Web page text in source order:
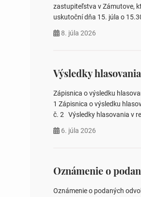
zastupiteľstva v Zámutove,
uskutoční dňa 15. júla o
Schválenie programu
voľby poslancov obecných
počtu poslancov obecných
nich 4. Schválenie odpredaja
pozemku –…
8. júla 2026
Zápisnica o výsledku
1 Zápisnica o výsledku
č. 2 Výsledky hlasovania v
na hlasovaní https://
6. júla 2026
Oznámenie o podaných